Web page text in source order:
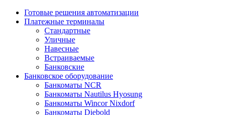
Готовые решения автоматизации
Платежные терминалы
Стандартные
Уличные
Навесные
Встраиваемые
Банковские
Банковское оборудование
Банкоматы NCR
Банкоматы Nautilus Hyosung
Банкоматы Wincor Nixdorf
Банкоматы Diebold